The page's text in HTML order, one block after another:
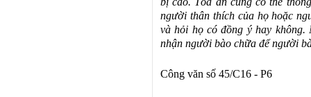
người thân thích của họ hoặc
và hỏi họ có đồng ý hay không.
nhận người bào chữa để người
Công văn số 45/C16 - P6